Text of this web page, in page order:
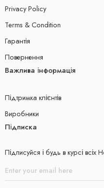
Privacy Policy
Terms & Condition
Гарантія
Повернення
Важлива інформація
Підтримка клієнтів
Виробники
Підписка
Підписуйся і будь в курсі